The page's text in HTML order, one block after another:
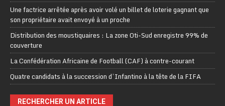
Une factrice arrêtée après avoir volé un billet de loterie gagnant que
son propriétaire avait envoyé à un proche
Distribution des moustiquaires : La zone Oti-Sud enregistre 99% de
couverture
La Confédération Africaine de Football (CAF) à contre-courant
Quatre candidats à la succession d’Infantino à la tête de la FIFA
RECHERCHER UN ARTICLE